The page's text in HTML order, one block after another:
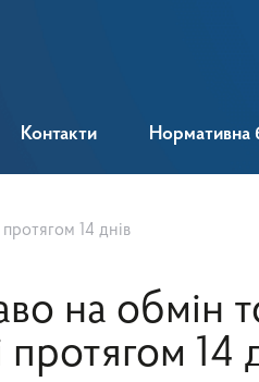
Контакти Нормативна
14 днів
на обмін
протягом 14